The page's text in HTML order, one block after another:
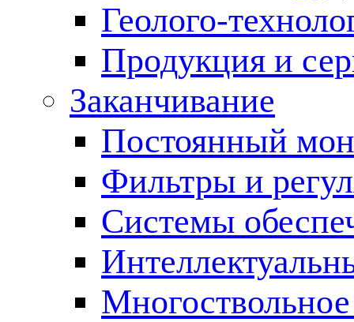
Геолого-
Продукция и
Заканчивание
Постоянный
Фильтры и
Cистемы